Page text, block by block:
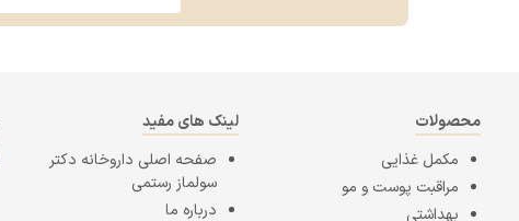
محصولات
مکمل غذایی
مراقبت پوست و مو
بهداشتی
لینک های مفید
صفحه اصلی داروخانه دکتر
سولماز رستمی
درباره ما